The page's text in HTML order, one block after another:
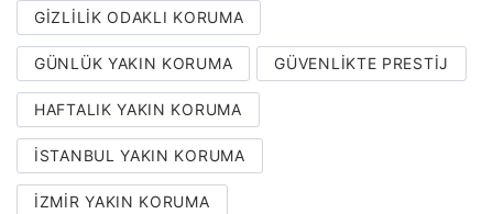
GIZLILIK ODAKLI KORUMA
GÜNLÜK YAKIN KORUMA GÜVENLIKTE PRESTIJ
HAFTALIK YAKIN KORUMA
İSTANBUL YAKIN KORUMA
İZMIR YAKIN KORUMA